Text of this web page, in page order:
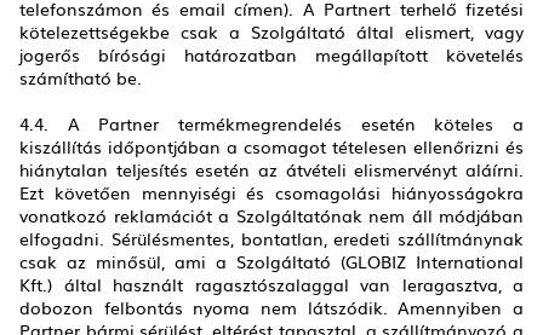
telefonszámon és email címen). A Partnert terhelő fizetési
kötelezettségekbe csak a Szolgáltató által elismert, vagy
jogerős bírósági határozatban megállapított követelés
számítható be.
4.4. A Partner termékmegrendelés esetén köteles a
kiszállítás időpontjában a csomagot tételesen ellenőrizni és
hiánytalan teljesítés esetén az átvételi elismervényt aláírni.
Ezt követően mennyiségi és csomagolási hiányosságokra
vonatkozó reklamációt a Szolgáltatónak nem áll módjában
elfogadni. Sérülésmentes, bontatlan, eredeti szállítmánynak
csak az minősül, ami a Szolgáltató (GLOBIZ International
Kft.) által használt ragasztószalaggal van leragasztva, a
dobozon felbontás nyoma nem látszódik. Amennyiben a
Partner bármi sérülést, eltérést tapasztal, a szállítmányozó a